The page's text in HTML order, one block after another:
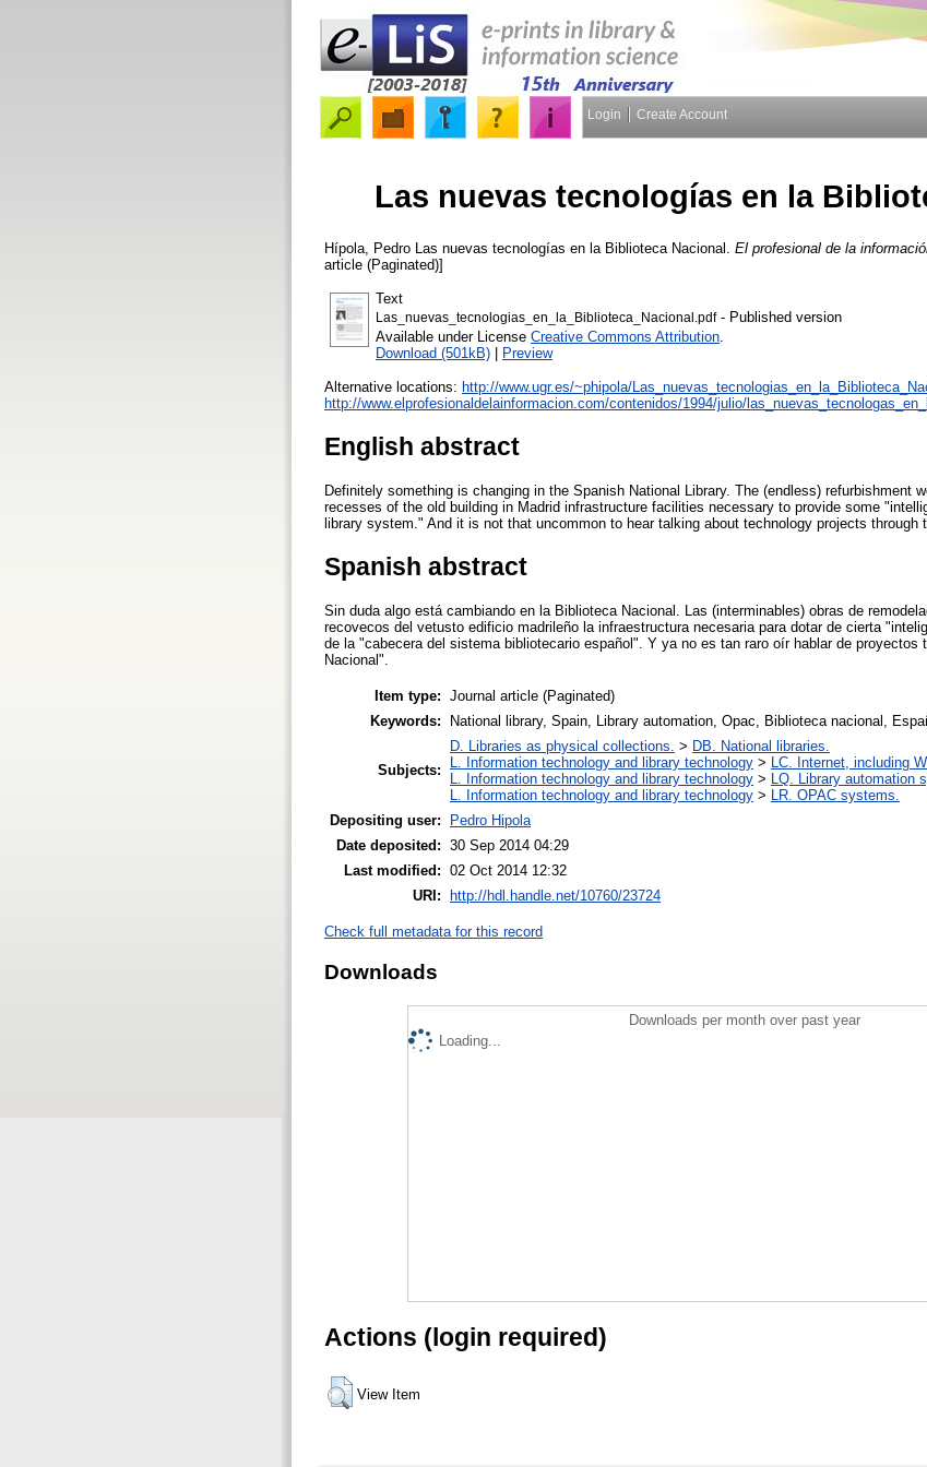
Login Create Account
Las nuevas tecnologías en la
Hípola, Pedro Las nuevas tecnologías en la Biblioteca Nacional. El profesional de la
article (Paginated)]
Text
Las_nuevas_tecnologias_en_la_Biblioteca_Nacional.pdf- Published version
Available under License Creative Commons Attribution
Download (501kB) | Preview
Alternative locations: http://www.ugr.es/~phipola/
http://www.elprofesionaldelainformacion.com/contenidos/1994/julio/
English abstract
Definitely something is changing in the Spanish National Library. The (endless) refurbishment
recesses of the old building in Madrid infrastructure facilities necessary to provide some
library system." And it is not that uncommon to hear talking about technology projects through
Spanish abstract
Sin duda algo está cambiando en la Biblioteca Nacional. Las (interminables) obras de
recovecos del vetusto edificio madrileño la infraestructura necesaria para dotar de cierta
de la "cabecera del sistema bibliotecario español". Y ya no es tan raro oír hablar de proyectos
Nacional".
Item type: Journal article (Paginated)
Keywords:
National library, Spain, Library automation, Opac, Biblioteca nacional,
Subjects:
D. Libraries as physical collections. > DB. National libraries.
L. Information technology and library technology >
LC. Internet, including
L. Information technology and library technology >
LQ. Library automation
L. Information technology and library technology >
LR. OPAC systems.
Depositing user:
Pedro Hipola
Date deposited: 30 Sep 2014 04:29
Last modified: 02 Oct 2014 12:32
URI:
http://hdl.handle.net/10760/23724
Check full metadata for this record
Downloads
Downloads per month over past year
Loading...
Actions (login required)
View Item